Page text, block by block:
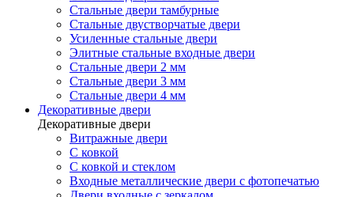
Стальные двери тамбурные
Стальные двустворчатые двери
Усиленные стальные двери
Элитные стальные входные двери
Стальные двери 2 мм
Стальные двери 3 мм
Стальные двери 4 мм
Декоративные двери
Декоративные двери
Витражные двери
С ковкой
С ковкой и стеклом
Входные металлические двери с фотопечатью